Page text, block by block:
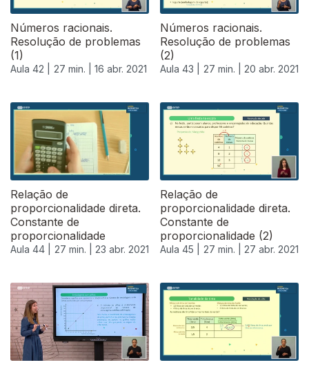
Números racionais.
Resolução de problemas
(1)
Aula 42 | 27 min. | 16 abr. 2021
Números racionais.
Resolução de problemas
(2)
Aula 43 | 27 min. | 20 abr. 2021
Relação de
proporcionalidade direta.
Constante de
proporcionalidade
Aula 44 | 27 min. | 23 abr. 2021
Relação de
proporcionalidade direta.
Constante de
proporcionalidade (2)
Aula 45 | 27 min. | 27 abr. 2021
541368